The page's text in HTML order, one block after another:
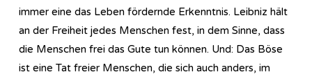
immer eine das Leben fördernde Erkenntnis. Leibniz hält
an der Freiheit jedes Menschen fest, in dem Sinne, dass
die Menschen frei das Gute tun können. Und: Das Böse
ist eine Tat freier Menschen, die sich auch anders, im